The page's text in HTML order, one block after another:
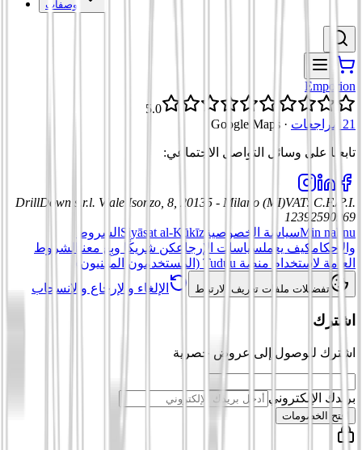
وصفات
Emporion
5.0
21 مراجعات
·
Google Maps
تابعنا على وسائل التواصل الاجتماعي:
DrillDown s.r.l. Viale Isonzo, 8, 20135 - Milano (MI)VAT: C.F./P.I.
12392590969
Min nahnuسياسة الخصوصية Siyāsat al-Kūkīz الشروط
والأحكامكيف يعملسياسات الإرجاعكن شريكًا وبِع معنا
الشروط
العامة لاستخدام منصة Tuduu (المستخدمون المهنيون)
تفضيلات ملفات تعريف الارتباط الإلغاء والإرجاع والانسحاب
اشترك
اشترك للوصول إلى عروض حصرية
بريدك الإلكتروني
افتح الخصومات